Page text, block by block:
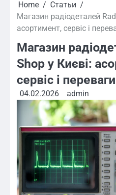
Home
Статьи
Магазин радіодеталей
асортимент, сервіс і
Магазин
Shop у Києві:
сервіс і переваги
04.02.2026 admin